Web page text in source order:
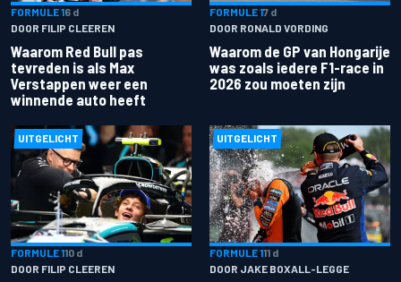
FORMULE 16 d
DOOR FILIP CLEEREN
Waarom Red Bull pas
tevreden is als Max
Verstappen weer een
winnende auto heeft
FORMULE 17 d
DOOR RONALD VORDING
Waarom de GP van Hongarije
was zoals iedere F1-race in
2026 zou moeten zijn
UITGELICHT
FORMULE 110 d
DOOR FILIP CLEEREN
UITGELICHT
FORMULE 111 d
DOOR JAKE BOXALL-LEGGE